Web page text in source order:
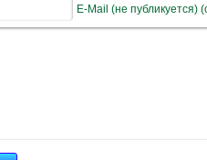
E-Mail (не публикуется)